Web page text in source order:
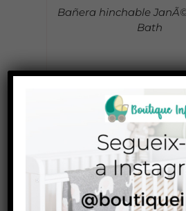
Bañera hinchable
Bath
22,95€